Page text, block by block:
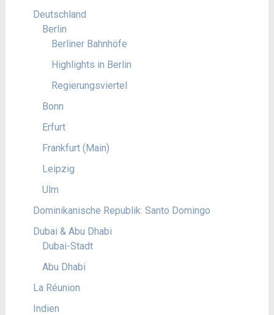
Deutschland
Berlin
Berliner Bahnhöfe
Highlights in Berlin
Regierungsviertel
Bonn
Erfurt
Frankfurt (Main)
Leipzig
Ulm
Dominikanische Republik: Santo Domingo
Dubai & Abu Dhabi
Dubai-Stadt
Abu Dhabi
La Réunion
Indien